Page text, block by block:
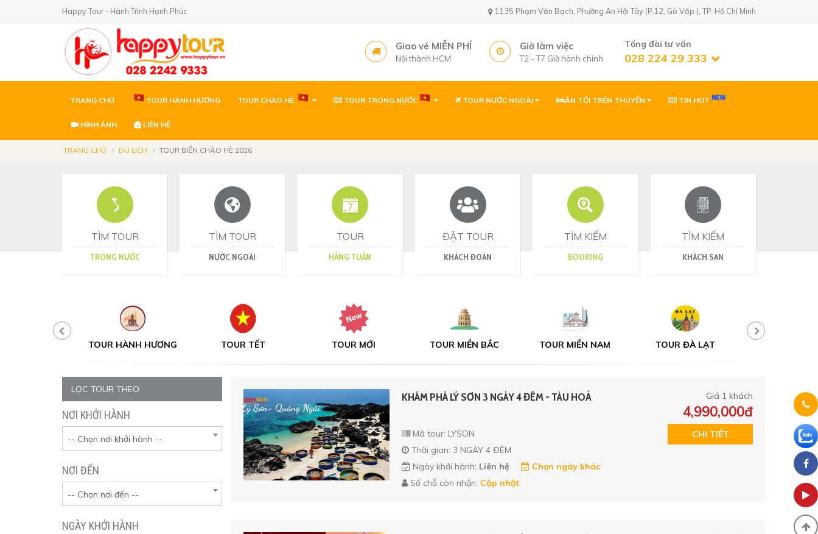
Happy Tour - Hành Trình Hạnh Phúc 1135 Phạm Văn Bạch, Phường An Hội Tây (P.12, Gò Vấp ), TP. Hồ Chí Minh
Giao vé MIỄN PHÍ
Nội thành HCM
Giờ làm việc
T2 - T7 Giờ hành chính
Tổng đài tư vấn
028 224 29 333
Văn phòng ( gần sân Golf) 02822429333
Tp. Hồ Chí Minh
Văn phòng Quy Nhơn
60 Thanh Niên, P. Quy Nhơn, Gia Lai
TRANG CHỦ TOUR HÀNH HƯƠNG TOUR CHÀO HÈ TOUR TRONG NƯỚC TOUR NƯỚC NGOÀI ĂN TỐI TRÊN THUYỀN TIN HOT
HÌNH ẢNH LIÊN HỆ
TRANG CHỦ DU LỊCH TOUR BIỂN CHÀO HÈ 2026
TÌM TOUR
TRONG NƯỚC
TÌM TOUR
NƯỚC NGOÀI
TOUR
HẰNG TUẦN
ĐẶT TOUR
KHÁCH ĐOÀN
TÌM KIẾM
BOOKING
TÌM KIẾM
KHÁCH SẠN
TOUR HÀNH HƯƠNG TOUR TẾT TOUR MỚI TOUR MIỀN BẮC TOUR MIỀN NAM TOUR ĐÀ LẠT
LỌC TOUR THEO
NƠI KHỞI HÀNH
-- Chọn nơi khởi hành --
NƠI ĐẾN
-- Chọn nơi đến --
NGÀY KHỞI HÀNH
KHÁM PHÁ LÝ SƠN 3 NGÀY 4 ĐÊM - TÀU HOẢ
Mã tour: LYSON
Thời gian: 3 NGÀY 4 ĐÊM
Ngày khởi hành: Liên hệ
Chọn ngày khác
Số chỗ còn nhận: Cập nhật
Giá 1 khách
4,990,000đ
CHI TIẾT